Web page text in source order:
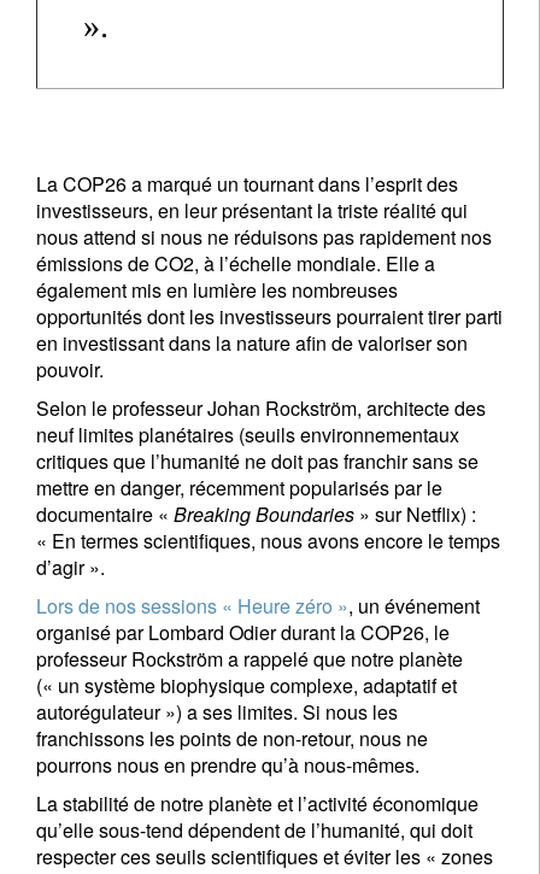
».
La COP26 a marqué un tournant dans l’esprit des
investisseurs, en leur présentant la triste réalité qui
nous attend si nous ne réduisons pas rapidement nos
émissions de CO2, à l’échelle mondiale. Elle a
également mis en lumière les nombreuses
opportunités dont les investisseurs pourraient tirer parti
en investissant dans la nature afin de valoriser son
pouvoir.
Selon le professeur Johan Rockström, architecte des
neuf limites planétaires (seuils environnementaux
critiques que l’humanité ne doit pas franchir sans se
mettre en danger, récemment popularisés par le
documentaire « Breaking Boundaries » sur Netflix) :
« En termes scientifiques, nous avons encore le temps
d’agir ».
Lors de nos sessions « Heure zéro », un événement
organisé par Lombard Odier durant la COP26, le
professeur Rockström a rappelé que notre planète
(« un système biophysique complexe, adaptatif et
autorégulateur ») a ses limites. Si nous les
franchissons les points de non-retour, nous ne
pourrons nous en prendre qu’à nous-mêmes.
La stabilité de notre planète et l’activité économique
qu’elle sous-tend dépendent de l’humanité, qui doit
respecter ces seuils scientifiques et éviter les « zones